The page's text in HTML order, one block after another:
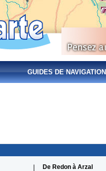
GUIDES DE NAVIGATION
De Redon à Arzal